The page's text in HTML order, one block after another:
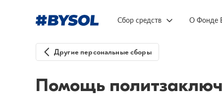
Сбор средств О Фонде
Другие персональные сборы
Помощь